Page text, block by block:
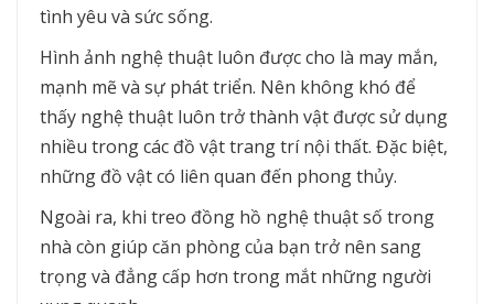
tình yêu và sức sống.
Hình ảnh nghệ thuật luôn được cho là may mắn,
mạnh mẽ và sự phát triển. Nên không khó để
thấy nghệ thuật luôn trở thành vật được sử dụng
nhiều trong các đồ vật trang trí nội thất. Đặc biệt,
những đồ vật có liên quan đến phong thủy.
Ngoài ra, khi treo đồng hồ nghệ thuật số trong
nhà còn giúp căn phòng của bạn trở nên sang
trọng và đẳng cấp hơn trong mắt những người